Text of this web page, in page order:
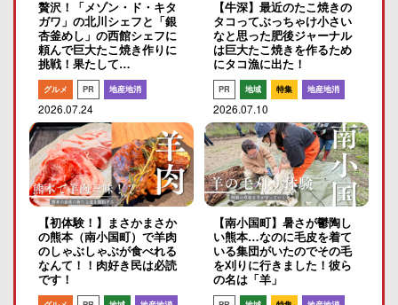
贅沢！「メゾン・ド・キタ
ガワ」の北川シェフと「銀
杏釜めし」の西館シェフに
頼んで巨大たこ焼き作りに
挑戦！果たして…
グルメ PR 地産地消
2026.07.24
【牛深】最近のたこ焼きの
タコってぶっちゃけ小さい
なと思った肥後ジャーナル
は巨大たこ焼きを作るため
にタコ漁に出た！
PR 地域 特集 地産地消
2026.07.10
【初体験！】まさかまさか
の熊本（南小国町）で羊肉
のしゃぶしゃぶが食べれる
なんて！！肉好き民は必読
です！
【南小国町】暑さが鬱陶し
い熊本…なのに毛皮を着て
いる集団がいたのでその毛
を刈りに行きました！彼ら
の名は「羊」